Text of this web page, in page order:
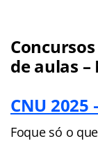
de aulas
CNU
Foque só o